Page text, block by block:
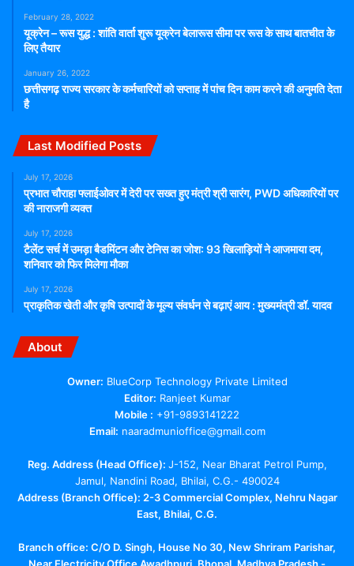
February 28, 2022
यूक्रेन – रूस युद्ध : शांति वार्ता शुरू यूक्रेन बेलारूस सीमा पर रूस के साथ बातचीत के
लिए तैयार
January 26, 2022
छत्तीसगढ़ राज्य सरकार के कर्मचारियों को सप्ताह में पांच दिन काम करने की अनुमति देता
है
Last Modified Posts
July 17, 2026
प्रभात चौराहा फ्लाईओवर में देरी पर सख्त हुए मंत्री श्री सारंग, PWD अधिकारियों पर
की नाराजगी व्यक्त
July 17, 2026
टैलेंट सर्च में उमड़ा बैडमिंटन और टेनिस का जोश: 93 खिलाड़ियों ने आजमाया दम,
शनिवार को फिर मिलेगा मौका
July 17, 2026
प्राकृतिक खेती और कृषि उत्पादों के मूल्य संवर्धन से बढ़ाएं आय : मुख्यमंत्री डॉ. यादव
About
Owner: BlueCorp Technology Private Limited
Editor: Ranjeet Kumar
Mobile : +91-9893141222
Email: naaradmunioffice@gmail.com
Reg. Address (Head Office): J-152, Near Bharat Petrol Pump,
Jamul, Nandini Road, Bhilai, C.G.- 490024
Address (Branch Office): 2-3 Commercial Complex, Nehru Nagar
East, Bhilai, C.G.
Branch office: C/O D. Singh, House No 30, New Shriram Parishar,